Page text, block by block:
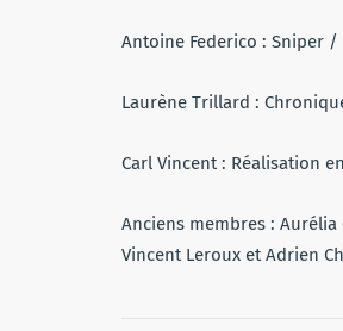
Antoine Federico : Sniper
Laurène Trillard :
Carl Vincent : Réalisation
Anciens membres :
Vincent Leroux et Adrien